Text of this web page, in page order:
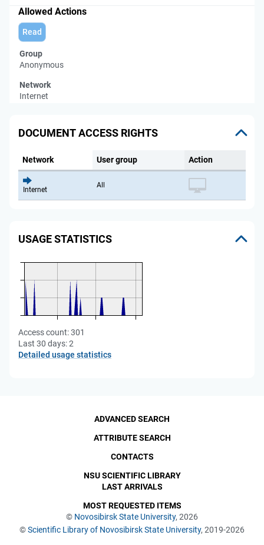
Allowed Actions
Read
Group
Anonymous
Network
Internet
DOCUMENT ACCESS RIGHTS
Network User group Action
Internet
All
USAGE STATISTICS
Access count:301
Last 30 days:2
Detailed usage statistics
© Novosibirsk State University, 2026
©Scientific Library of Novosibirsk State University, 2019-2026
ADVANCED SEARCH
ATTRIBUTE SEARCH
CONTACTS
NSU SCIENTIFIC LIBRARY
LAST ARRIVALS
MOST REQUESTED ITEMS